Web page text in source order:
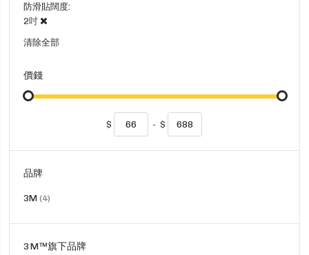
防滑貼闊度
2吋
清除全部
價錢
$ - $
品牌
3M 4貨
3M™旗下品牌